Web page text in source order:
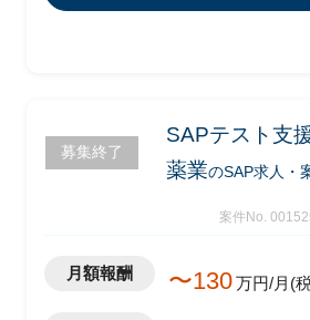
募集終了
SAPテスト支
薬業のSAP求人・
案件No.
月額報酬 〜130万円/月(